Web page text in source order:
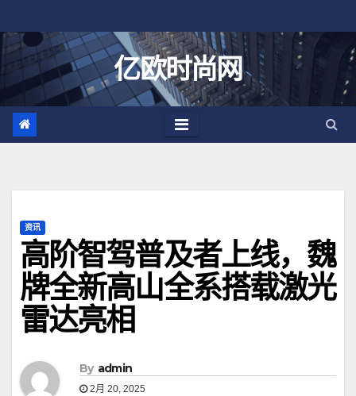
至
亿欧时尚网
资讯
高阶智驾普及者上线，魏
牌全新高山全系搭载激光
雷达亮相
By admin
2月 20, 2025